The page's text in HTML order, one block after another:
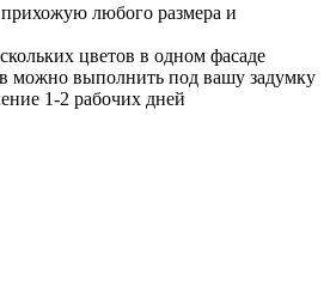
любого размера и
цветов в одном фасаде
можно выполнить под вашу задумку
1-2 рабочих дней